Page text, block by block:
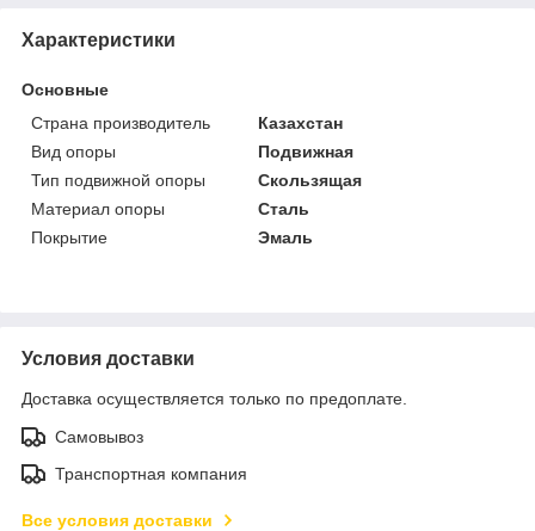
Характеристики
Основные
Страна производитель
Казахстан
Вид опоры
Подвижная
Тип подвижной опоры
Скользящая
Материал опоры
Сталь
Покрытие
Эмаль
Условия доставки
Доставка осуществляется только по предоплате.
Самовывоз
Транспортная компания
Все условия доставки